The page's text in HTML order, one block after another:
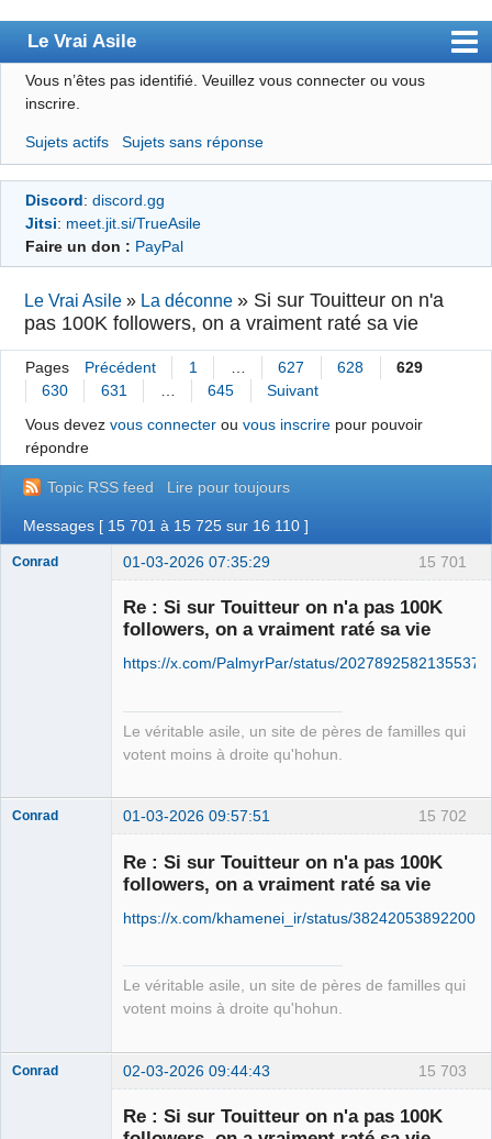
Le Vrai Asile
Accueil
Forum
Membres
Règles
S’inscrire
Connexion
Vous n’êtes pas identifié. Veuillez vous connecter ou vous
inscrire.
Sujets actifs Sujets sans réponse
Discord: discord.gg
Jitsi: meet.jit.si/TrueAsile
Faire un don : PayPal
Le Vrai Asile » La déconne » Si sur Touitteur on n'a
pas 100K followers, on a vraiment raté sa vie
Pages Précédent 1 … 627 628
629
630
631 … 645
Suivant
Vous devez vous connecterou vous inscrirepour pouvoir
répondre
Topic RSS feed Lire pour toujours
Messages [ 15 701 à 15 725 sur 16 110 ]
15 701
Conrad 01-03-2026 07:35:29
Re : Si sur Touitteur on n'a pas 100K
followers, on a vraiment raté sa vie
https://x.com/PalmyrPar/status/
Le véritable asile, un site de pères de familles qui
votent moins à droite qu'hohun.
15 702
Conrad 01-03-2026 09:57:51
Re : Si sur Touitteur on n'a pas 100K
followers, on a vraiment raté sa vie
https://x.com/khamenei_ir/status/
Le véritable asile, un site de pères de familles qui
votent moins à droite qu'hohun.
15 703
Conrad 02-03-2026 09:44:43
Re : Si sur Touitteur on n'a pas 100K